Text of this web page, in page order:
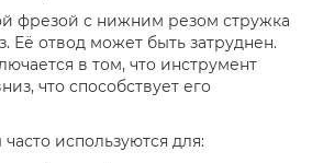
фрезой с нижним резом стружка
Её отвод может быть затруднен.
в том, что инструмент
что способствует его
используются для: